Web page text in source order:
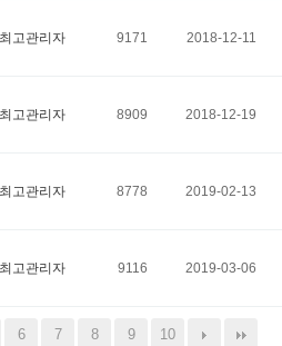
최고관리자 9171 2018-12-11
최고관리자 8909 2018-12-19
최고관리자 8778 2019-02-13
최고관리자 9116 2019-03-06
6 7 8 9 10